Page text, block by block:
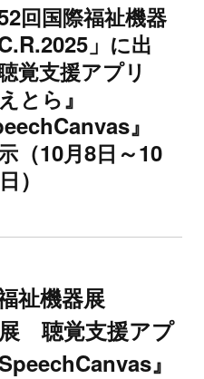
回国際福祉機器
」 に出
覚支援アプリ
え と ら』
』
（10月8日 ～10
日）
祉機器展
聴覚支援アプ
』